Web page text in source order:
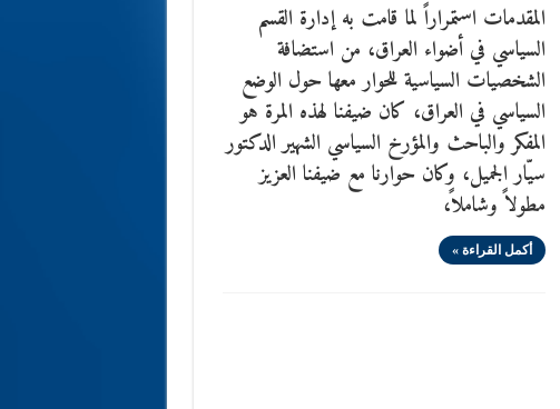
المقدمات استمراراً لما قامت به إدارة القسم
السياسي في أضواء العراق، من استضافة
الشخصيات السياسية للحوار معها حول الوضع
السياسي في العراق، كان ضيفنا لهذه المرة هو
المفكر والباحث والمؤرخ السياسي الشهير الدكتور
سيّار الجميل، وكان حوارنا مع ضيفنا العزيز
مطولاً وشاملاً،
أكمل القراءة »